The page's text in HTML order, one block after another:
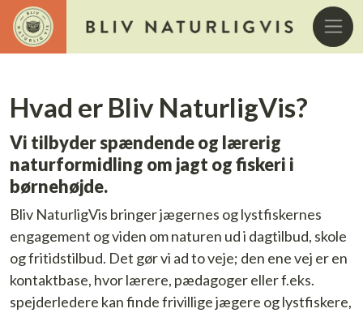
Hvad er Bliv NaturligVis?
Vi tilbyder spændende og lærerig
naturformidling om jagt og fiskeri i
børnehøjde.
Bliv NaturligVis bringer jægernes og lystfiskernes
engagement og viden om naturen ud i dagtilbud, skole
og fritidstilbud. Det gør vi ad to veje; den ene vej er en
kontaktbase, hvor lærere, pædagoger eller f.eks.
spejderledere kan finde frivillige jægere og lystfiskere,